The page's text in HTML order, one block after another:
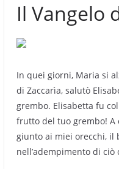
Il Vangelo
In quei giorni, Maria si
di Zaccarìa, salutò
grembo. Elisabetta fu
frutto del tuo grembo! A
giunto ai miei orecchi, il
nell’adempimento di